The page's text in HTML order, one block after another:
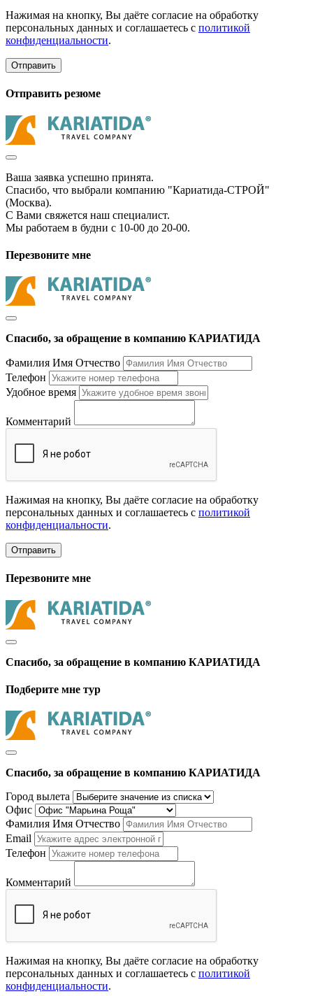
Нажимая на кнопку, Вы даёте согласие на обработку
персональных данных и соглашаетесь с политикой
конфиденциальности.
Отправить
Отправить резюме
Ваша заявка успешно принята.
Спасибо, что выбрали компанию "Кариатида-СТРОЙ"
(Москва).
С Вами свяжется наш специалист.
Мы работаем в будни с 10-00 до 20-00.
Перезвоните мне
Спасибо, за обращение в компанию КАРИАТИДА
Фамилия Имя Отчество
Телефон
Удобное время
Комментарий
Нажимая на кнопку, Вы даёте согласие на обработку
персональных данных и соглашаетесь с политикой
конфиденциальности.
Отправить
Перезвоните мне
Спасибо, за обращение в компанию КАРИАТИДА
Подберите мне тур
Спасибо, за обращение в компанию КАРИАТИДА
Город вылета
Офис
Фамилия Имя Отчество
Email
Телефон
Комментарий
Нажимая на кнопку, Вы даёте согласие на обработку
персональных данных и соглашаетесь с политикой
конфиденциальности.